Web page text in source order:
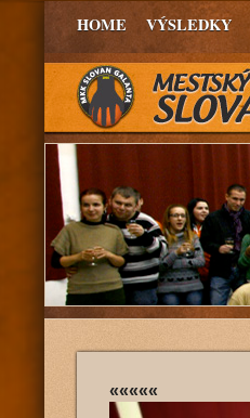
HOME VÝSLEDKY
«««««